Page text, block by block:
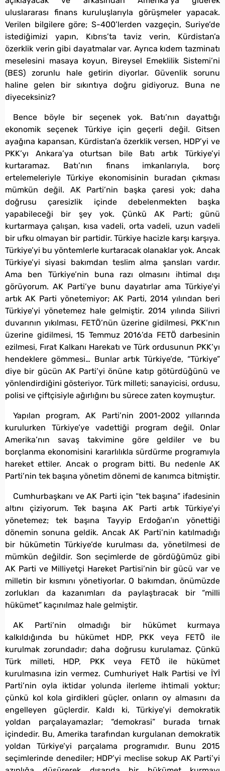
uluslararası finans kuruluşlarıyla görüşmeler yapacak.
Verilen bilgilere göre; S-400’lerden vazgeçin, Suriye’de
istediğimizi yapın, Kıbrıs’ta taviz verin, Kürdistan’a
özerklik verin gibi dayatmalar var. Ayrıca kıdem tazminatı
meselesini masaya koyun, Bireysel Emeklilik Sistemi’ni
(BES) zorunlu hale getirin diyorlar. Güvenlik sorunu
haline gelen bir sıkıntıya doğru gidiyoruz. Buna ne
diyeceksiniz?
Bence böyle bir seçenek yok. Batı’nın dayattığı
ekonomik seçenek Türkiye için geçerli değil. Gitsen
ayağına kapansan, Kürdistan’a özerklik versen, HDP’yi ve
PKK’yı Ankara’ya oturtsan bile Batı artık Türkiye’yi
kurtaramaz. Batı’nın finans imkanlarıyla, borç
ertelemeleriyle Türkiye ekonomisinin buradan çıkması
mümkün değil. AK Parti’nin başka çaresi yok; daha
doğrusu çaresizlik içinde debelenmekten başka
yapabileceği bir şey yok. Çünkü AK Parti; günü
kurtarmaya çalışan, kısa vadeli, orta vadeli, uzun vadeli
bir ufku olmayan bir partidir. Türkiye hacizle karşı karşıya.
Türkiye’yi bu yöntemlerle kurtaracak olanaklar yok. Ancak
Türkiye’yi siyasi bakımdan teslim alma şansları vardır.
Ama ben Türkiye’nin buna razı olmasını ihtimal dışı
görüyorum. AK Parti’ye bunu dayatırlar ama Türkiye’yi
artık AK Parti yönetemiyor; AK Parti, 2014 yılından beri
Türkiye’yi yönetemez hale gelmiştir. 2014 yılında Silivri
duvarının yıkılması, FETÖ’nün üzerine gidilmesi, PKK’nın
üzerine gidilmesi, 15 Temmuz 2016’da FETÖ darbesinin
ezilmesi, Fırat Kalkanı Harekatı ve Türk ordusunun PKK’yı
hendeklere gömmesi… Bunlar artık Türkiye’de, “Türkiye”
diye bir gücün AK Parti’yi önüne katıp götürdüğünü ve
yönlendirdiğini gösteriyor. Türk milleti; sanayicisi, ordusu,
polisi ve çiftçisiyle ağırlığını bu sürece zaten koymuştur.
Yapılan program, AK Parti’nin 2001-2002 yıllarında
kurulurken Türkiye’ye vadettiği program değil. Onlar
Amerika’nın savaş takvimine göre geldiler ve bu
borçlanma ekonomisini kararlılıkla sürdürme programıyla
hareket ettiler. Ancak o program bitti. Bu nedenle AK
Parti’nin tek başına yönetim dönemi de kanımca bitmiştir.
Cumhurbaşkanı ve AK Parti için “tek başına” ifadesinin
altını çiziyorum. Tek başına AK Parti artık Türkiye’yi
yönetemez; tek başına Tayyip Erdoğan’ın yönettiği
dönemin sonuna geldik. Ancak AK Parti’nin katılmadığı
bir hükümetin Türkiye’de kurulması da, yönetilmesi de
mümkün değildir. Son seçimlerde de gördüğümüz gibi
AK Parti ve Milliyetçi Hareket Partisi’nin bir gücü var ve
milletin bir kısmını yönetiyorlar. O bakımdan, önümüzde
zorlukları da kazanımları da paylaştıracak bir “milli
hükümet” kaçınılmaz hale gelmiştir.
AK Parti’nin olmadığı bir hükümet kurmaya
kalkıldığında bu hükümet HDP, PKK veya FETÖ ile
kurulmak zorundadır; daha doğrusu kurulamaz. Çünkü
Türk milleti, HDP, PKK veya FETÖ ile hükümet
kurulmasına izin vermez. Cumhuriyet Halk Partisi ve İYİ
Parti’nin oyla iktidar yolunda ilerleme ihtimali yoktur;
çünkü kol kola girdikleri güçler, onların oy almasını da
engelleyen güçlerdir. Kaldı ki, Türkiye’yi demokratik
yoldan parçalayamazlar; “demokrasi” burada tırnak
içindedir. Bu, Amerika tarafından kurgulanan demokratik
yoldan Türkiye’yi parçalama programıdır. Bunu 2015
seçimlerinde denediler; HDP’yi meclise sokup AK Parti’yi